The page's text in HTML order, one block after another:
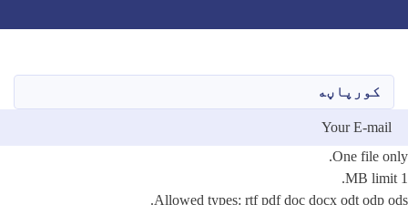
content
کورپاڼه
E-mail
File
One file only.
1 MB limit.
Allowed types: rtf pdf doc docx odt odp ods.